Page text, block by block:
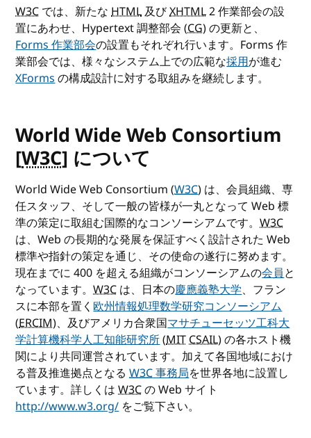
W3C では、新たなHTML及びXHTML2 作業部会の設
置にあわせ、Hypertext 調整部会 (CG) の更新と、
Forms 作業部会の設置もそれぞれ行います。Forms 作
業部会では、様々なシステム上での広範な採用が進む
XFormsの構成設計に対する取組みを継続します。
World Wide Web Consortium
[W3C] について
World Wide Web Consortium (W3C) は、会員組織、専
任スタッフ、そして一般の皆様が一丸となって Web 標
準の策定に取組む国際的なコンソーシアムです。W3C
は、Web の長期的な発展を保証すべく設計された Web
標準や指針の策定を通じ、その使命の遂行に努めます。
現在までに 400 を超える組織がコンソーシアムの会員と
なっています。W3C は、日本の慶應義塾大学、フラン
スに本部を置く欧州情報処理数学研究コンソーシアム
(ERCIM)、及びアメリカ合衆国マサチューセッツ工科大
学計算機科学人工知能研究所(MITCSAIL) の各ホスト機
関により共同運営されています。加えて各国地域におけ
る普及推進拠点となるW3C事務局を世界各地に設置し
ています。詳しくはW3Cの Web サイト
http://www.w3.org/をご覧下さい。